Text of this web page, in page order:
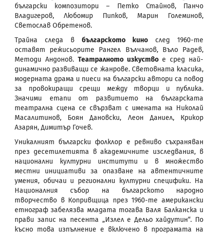
български композитори – Петко Стайнов, Панчо
Владигеров, Любомир Пипков, Марин Големинов,
Светослав Обретенов.
Трайна следа в българското кино след 1960-те
оставят режисьорите Рангел Вълчанов, Въло Радев,
Методи Андонов. Театралното изкуствое сред най-
динамично развиващи се жанрове. Световната класика,
модерната драма и пиеси на български автори са повод
за провокиращи срещи между творци и публика.
Значими етапи от развитието на българската
театрална сцена се свързват с имената на Николай
Масалитинов, Боян Дановски, Леон Даниел, Крикор
Азарян, Димитър Гочев.
Уникалният български фолклор е ревниво съхраняван
през десетилетията в академичните изследвания, в
национални културни институти и в множество
местни инициативи за опазване на автентичните
умения, обичаи и регионални културни специфики. На
Националния събор на българското народно
творчество в Копривщица през 1960-те американски
етнограф забелязва младата тогава Валя Балканска и
прави запис на песента „Излел е Дельо хайдутин“. По
късно това изпълнение е включено в програмата на